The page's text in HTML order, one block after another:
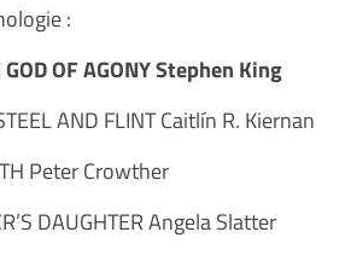
:
GOD OF AGONY Stephen King
AND FLINT Caitlín R. Kiernan
Peter Crowther
DAUGHTER Angela Slatter